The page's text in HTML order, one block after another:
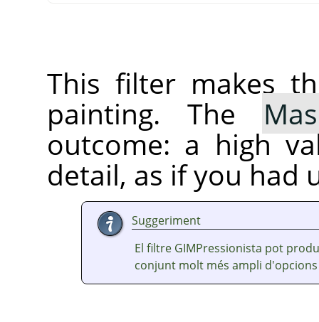
This filter makes
painting. The
outcome: a high
detail, as if you had
Suggeriment
El filtre GIMPressionista pot
conjunt molt més ampli